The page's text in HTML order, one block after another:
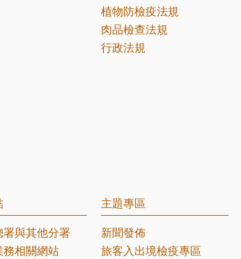
植物防檢疫法規
肉品檢查法規
行政法規
署與其他分署
務相關網站
主題專區
新聞發佈
旅客入出境檢疫專區